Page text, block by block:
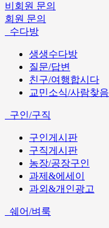
비회원 문의
회원 문의
수다방
생생수다방
질문/답변
친구/여행합시다
교민소식/사람찾음
구인/구직
구인게시판
구직게시판
농장/공장구인
과제&에세이
과외&개인광고
쉐어/벼룩